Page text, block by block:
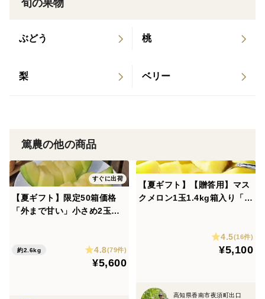
場面で選んで頂いております。
お見舞いの品として重宝されてきた理由は、柔らかい果
われています。
1本の木に1個だけしかメロンを収穫せず、1度収獲が終
われば、メロンの根葉茎の役割は終わります。
人も1度きりの人生ですので各シーンを大切に過ごして
その他マスクメロンは生鮮食品の中でも天然アミノ酸の
これは100ｇあたりで発芽玄米の約7倍から10倍もあり
旬の果物
ぶどう 桃
梨 ベリー
篤農の他の商品
すぐに出荷
【夏ギフト】限定50箱価格
「外まで甘い」小さめ2玉で
約2.6kg 4.8(79件)
¥5,600
【夏ギフト】【贈答用】マス
クメロン1玉1.4kg箱入り「熨
4.5(16件)
¥5,100
高知県香南市夜須町出口